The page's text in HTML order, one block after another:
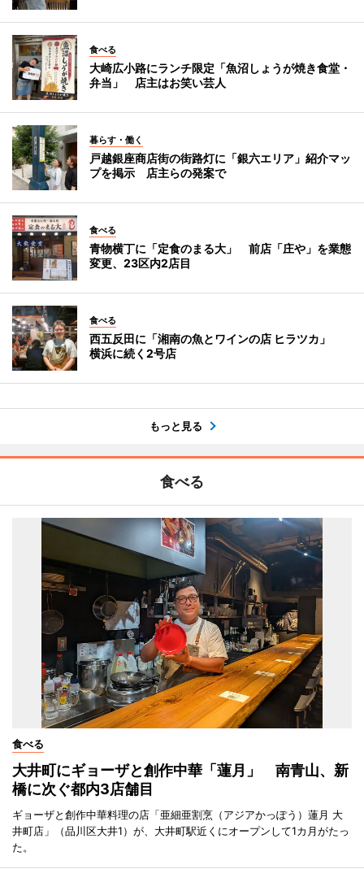
食べる
大崎広小路にランチ限定「魚沼しょうが焼き食堂・
弁当」 店主はお笑い芸人
暮らす・働く
戸越銀座商店街の街路灯に「銀六エリア」紹介マッ
プを掲示 店主らの発案で
食べる
青物横丁に「定食のまる大」 前店「庄や」を業態
変更、23区内2店目
食べる
西五反田に「湘南の魚とワインの店 ヒラツカ」
横浜に続く2号店
もっと見る
食べる
食べる
大井町にギョーザと創作中華「蓮月」 南青山、新
橋に次ぐ都内3店舗目
ギョーザと創作中華料理の店「亜細亜割烹（アジアかっぽう）蓮月 大
井町店」（品川区大井1）が、大井町駅近くにオープンして1カ月がたっ
た。